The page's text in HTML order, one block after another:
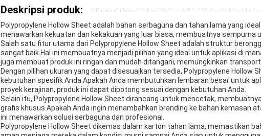
Deskripsi produk:
Polypropylene Hollow Sheet adalah bahan serbaguna dan tahan lama yang
menawarkan kekuatan dan kekakuan yang luar biasa, membuatnya sempurna
Salah satu fitur utama dari Polypropylene Hollow Sheet adalah struktur
sangat baik.Hal ini membuatnya menjadi pilihan yang ideal untuk aplikasi di
juga membuat produk ini ringan dan mudah ditangani, memungkinkan
Dengan pilihan ukuran yang dapat disesuaikan tersedia, Polypropylene Hollow
kebutuhan spesifik Anda.Apakah Anda membutuhkan lembaran besar untuk
proyek kerajinan, produk ini dapat dipotong sesuai dengan kebutuhan Anda.
Selain itu, Polypropylene Hollow Sheet dirancang untuk mencetak,
grafis khusus.Apakah Anda ingin menambahkan branding ke bahan kemasan
ini menawarkan solusi serbaguna dan profesional.
Polypropylene Hollow Sheet dikemas dalam karton tahan lama, memastikan